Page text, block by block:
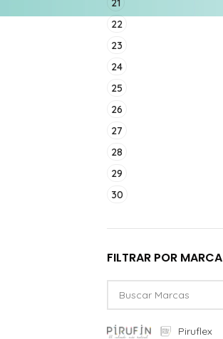
21
22
23
24
25
26
27
28
29
30
FILTRAR POR MARCA
Piruflex